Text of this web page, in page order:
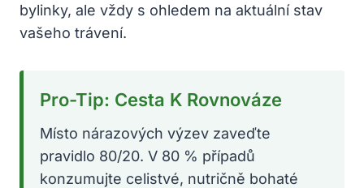
bylinky, ale vždy s ohledem na aktuální stav
vašeho trávení.
Pro-Tip: Cesta K Rovnováze
Místo nárazových výzev zaveďte
pravidlo 80/20. V 80 % případů
konzumujte celistvé, nutričně bohaté